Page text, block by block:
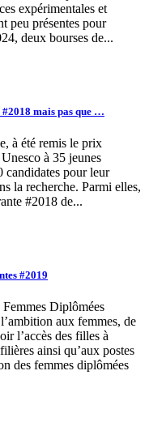
expérimentales et
peu présentes pour
deux bourses de...
mais pas que …
à été remis le prix
à 35 jeunes
candidates pour leur
la recherche. Parmi elles,
#2018 de...
#2019
Diplômées
aux femmes, de
l’accès des filles à
ainsi qu’aux postes
des femmes diplômées